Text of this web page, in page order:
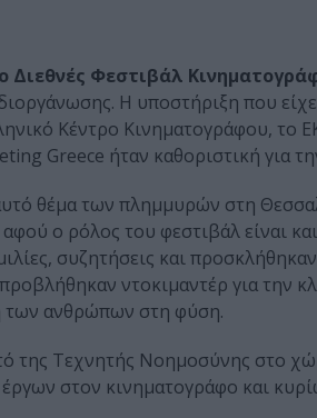
Διεθνές Φεστιβάλ
Η υποστήριξη που
Κέντρο Κινηματογράφου, το
Greece ήταν καθοριστική για
θέμα των πλημμυρών στη
ο ρόλος του φεστιβάλ είναι
συζητήσεις και
ντοκιμαντέρ για την
των ανθρώπων στη φύση.
της Τεχνητής Νοημοσύνης στο
στον κινηματογράφο και